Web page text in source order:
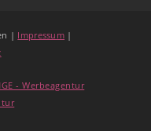
| Impressum |
- Werbeagentur